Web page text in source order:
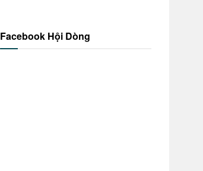
Facebook Hội Dòng